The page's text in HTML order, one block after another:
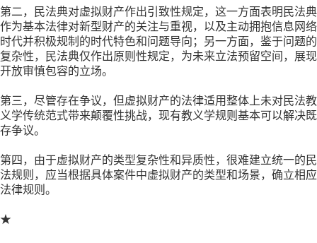
第二，民法典对虚拟财产作出引致性规定，这一方面表明民法典
作为基本法律对新型财产的关注与重视，以及主动拥抱信息网络
时代并积极规制的时代特色和问题导向；另一方面，鉴于问题的
复杂性，民法典仅作出原则性规定，为未来立法预留空间，展现
开放审慎包容的立场。
第三，尽管存在争议，但虚拟财产的法律适用整体上未对民法教
义学传统范式带来颠覆性挑战，现有教义学规则基本可以解决既
存争议。
第四，由于虚拟财产的类型复杂性和异质性，很难建立统一的民
法规则，应当根据具体案件中虚拟财产的类型和场景，确立相应
法律规则。
★